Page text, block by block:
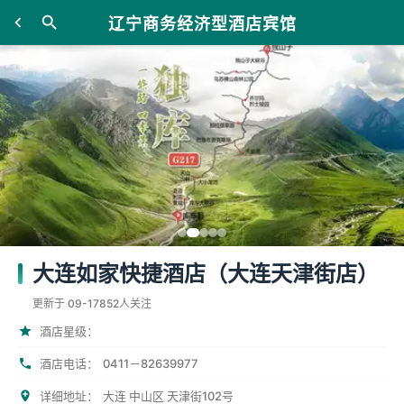
辽宁商务经济型酒店宾馆
大连如家快捷酒店（大连天津街店）
更新于 09-17852人关注
酒店星级：
酒店电话： 0411－82639977
详细地址： 大连 中山区 天津街102号